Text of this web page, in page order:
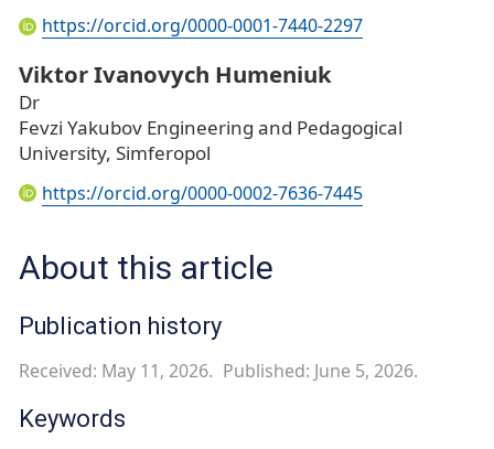
https://orcid.org/0000-0001-7440-2297
Viktor Ivanovych Humeniuk
Dr
Fevzi Yakubov Engineering and Pedagogical
University, Simferopol
https://orcid.org/0000-0002-7636-7445
About this article
Publication history
Received: May 11, 2026. Published: June 5, 2026.
Keywords